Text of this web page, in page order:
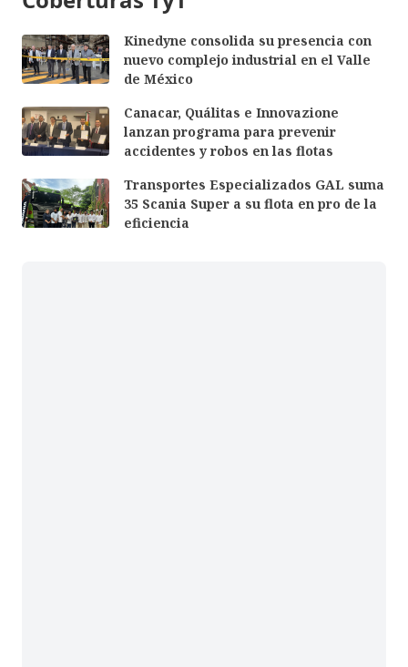
Kinedyne consolida su presencia con
nuevo complejo industrial en el Valle
de México
Canacar, Quálitas e Innovazione
lanzan programa para prevenir
accidentes y robos en las flotas
Transportes Especializados GAL suma
35 Scania Super a su flota en pro de la
eficiencia